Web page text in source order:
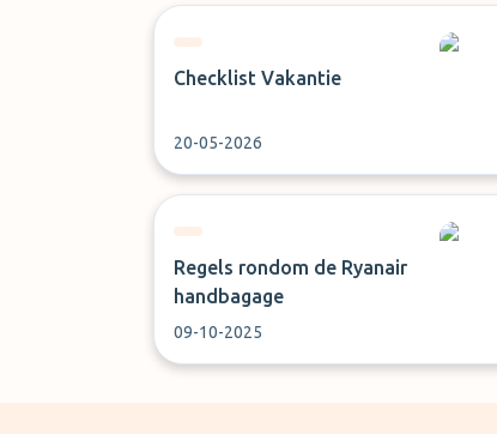
Checklist Vakantie
20-05-2026
Regels rondom de Ryanair
handbagage
09-10-2025